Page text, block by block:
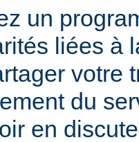
un
liées à
votre
du
en